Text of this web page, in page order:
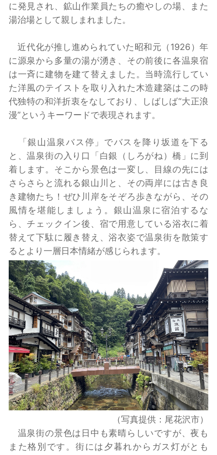
に発見され、鉱山作業員たちの癒やしの場、また
湯治場として親しまれました。
近代化が推し進められていた昭和元（1926）年
に源泉から多量の湯が湧き、その前後に各温泉宿
は一斉に建物を建て替えました。当時流行してい
た洋風のテイストを取り入れた木造建築はこの時
代独特の和洋折衷をなしており、しばしば“大正浪
漫”というキーワードで表現されます。
「銀山温泉バス停」でバスを降り坂道を下る
と、温泉街の入り口「白銀（しろがね）橋」に到
着します。そこから景色は一変し、目線の先には
さらさらと流れる銀山川と、その両岸には古き良
き建物たち！ぜひ川岸をそぞろ歩きながら、その
風情を堪能しましょう。銀山温泉に宿泊するな
ら、チェックイン後、宿で用意している浴衣に着
替えて下駄に履き替え、浴衣姿で温泉街を散策す
るとより一層日本情緒が感じられます。
（写真提供：尾花沢市）
温泉街の景色は日中も素晴らしいですが、夜も
また格別です。街には夕暮れからガス灯がとも